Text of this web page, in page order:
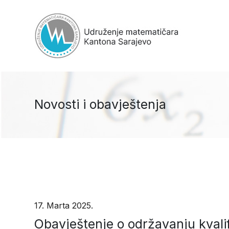
Novosti i obavještenja
17. Marta 2025.
Obavještenje o održavanju